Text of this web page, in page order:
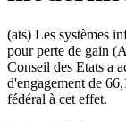
(ats) Les systèmes
pour perte de gain
Conseil des Etats a
d'engagement de
fédéral à cet effet.